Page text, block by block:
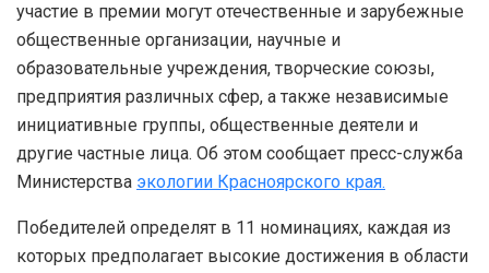
участие в премии могут отечественные и зарубежные
общественные организации, научные и
образовательные учреждения, творческие союзы,
предприятия различных сфер, а также независимые
инициативные группы, общественные деятели и
другие частные лица. Об этом сообщает пресс-служба
Министерства экологии Красноярского края.
Победителей определят в 11 номинациях, каждая из
которых предполагает высокие достижения в области